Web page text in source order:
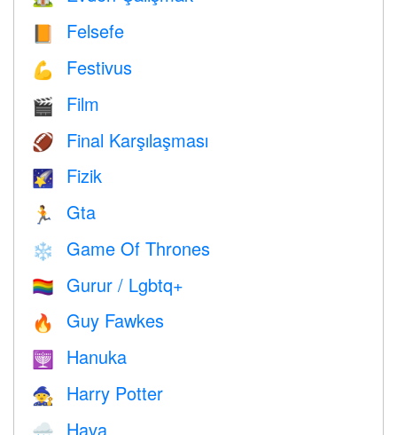
📙 Felsefe
💪 Festivus
🎬 Film
🏈 Final Karşılaşması
🌠 Fizik
🏃 Gta
❄️ Game Of Thrones
🏳️‍🌈 Gurur / Lgbtq+
🔥 Guy Fawkes
🕎 Hanuka
🧙 Harry Potter
Hava